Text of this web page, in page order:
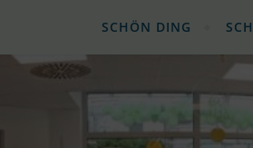
SCHÖN DING